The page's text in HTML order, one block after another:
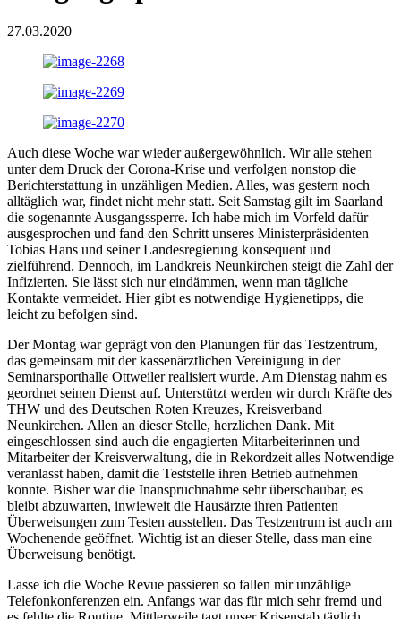
27.03.2020
Auch diese Woche war wieder außergewöhnlich. Wir alle stehen
unter dem Druck der Corona-Krise und verfolgen nonstop die
Berichterstattung in unzähligen Medien. Alles, was gestern noch
alltäglich war, findet nicht mehr statt. Seit Samstag gilt im Saarland
die sogenannte Ausgangssperre. Ich habe mich im Vorfeld dafür
ausgesprochen und fand den Schritt unseres Ministerpräsidenten
Tobias Hans und seiner Landesregierung konsequent und
zielführend. Dennoch, im Landkreis Neunkirchen steigt die Zahl der
Infizierten. Sie lässt sich nur eindämmen, wenn man tägliche
Kontakte vermeidet. Hier gibt es notwendige Hygienetipps, die
leicht zu befolgen sind.
Der Montag war geprägt von den Planungen für das Testzentrum,
das gemeinsam mit der kassenärztlichen Vereinigung in der
Seminarsporthalle Ottweiler realisiert wurde. Am Dienstag nahm es
geordnet seinen Dienst auf. Unterstützt werden wir durch Kräfte des
THW und des Deutschen Roten Kreuzes, Kreisverband
Neunkirchen. Allen an dieser Stelle, herzlichen Dank. Mit
eingeschlossen sind auch die engagierten Mitarbeiterinnen und
Mitarbeiter der Kreisverwaltung, die in Rekordzeit alles Notwendige
veranlasst haben, damit die Teststelle ihren Betrieb aufnehmen
konnte. Bisher war die Inanspruchnahme sehr überschaubar, es
bleibt abzuwarten, inwieweit die Hausärzte ihren Patienten
Überweisungen zum Testen ausstellen. Das Testzentrum ist auch am
Wochenende geöffnet. Wichtig ist an dieser Stelle, dass man eine
Überweisung benötigt.
Lasse ich die Woche Revue passieren so fallen mir unzählige
Telefonkonferenzen ein. Anfangs war das für mich sehr fremd und